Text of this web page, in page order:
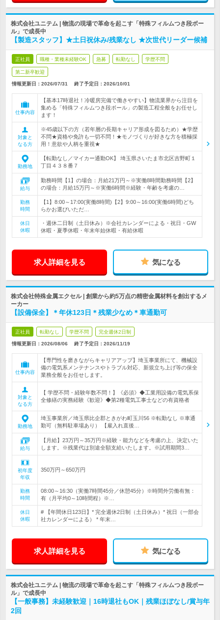
株式会社ユニテム | 物流の現場で革命を起こす「特殊フィルムつき段ボー
ル」で成長中
【製造スタッフ】★土日祝休み/残業なし ★次世代リーダー候補
正社員 職種・業種未経験OK 急募 転勤なし 学歴不問
第二新卒歓迎
情報更新日：2026/07/31 終了予定日： 2026/10/01
仕事内容
【基本17時退社！冷暖房完備で働きやすい】物流業界から注目を
集める「特殊フィルムつき段ボール」の製造工程全般をお任せし
ます！
対象と
なる方
※45歳以下の方（若年層の長期キャリア形成を図るため）★学歴
不問★資格や免許も一切不問！★モノづくりが好きな方を積極採
用！意欲や人柄を重視★
勤務地
【転勤なし／マイカー通勤OK】 埼玉県さいたま市北区吉野町１
丁目４３８番７
給与
勤務時間【1】の場合：月給21万円～※実働8時間勤務時間【2】
の場合：月給15万円～※実働6時間※経験・年齢を考慮の…
勤務
時間
【1】8:00～17:00(実働8時間)【2】9:00～16:00(実働6時間)どち
らかお選びいただ…
休日
休暇
・週休二日制（土日休み）※会社カレンダーによる・祝日・GW
休暇・夏季休暇・年末年始休暇・有給休暇
求人詳細を見る 気になる
株式会社特殊金属エクセル | 創業から約5万点の精密金属材料を創出するメ
ーカー
【設備保全】＊年休123日＊残業少なめ＊車通勤可
正社員 転勤なし 学歴不問 完全週休2日制
情報更新日：2026/08/06 終了予定日： 2026/11/19
仕事内容
【専門性を磨きながらキャリアアップ】埼玉事業所にて、機械設
備の電気系メンテナンスやトラブル対応、新規立ち上げ等の保全
業務全般をお任せします。
対象と
なる方
【 学歴不問・経験年数不問！】《必須》◆工業用設備の電気系保
全修繕の実務経験《歓迎》◆第2種電気工事士などの有資格者
勤務地
埼玉事業所／埼玉県比企郡ときがわ町玉川56 ※転勤なし ※車通
勤可（無料駐車場あり） 【雇入れ直後…
給与
【月給】23万円～35万円※経験・能力などを考慮の上、決定いた
します。※残業代は別途全額支給いたします。※試用期間3…
初年度
年収
350万円～650万円
勤務
時間
08:00～16:30（実働7時間45分／休憩45分）※時間外労働有無：
有（月平均0～10時間程）※…
休日
休暇
# 【年間休日123日】* 完全週休2日制（土日休み）* 祝日（一部会
社カレンダーによる） * 年末…
求人詳細を見る 気になる
株式会社ユニテム | 物流の現場で革命を起こす「特殊フィルムつき段ボー
ル」で成長中
【一般事務】未経験歓迎｜16時退社もOK｜残業ほぼなし/賞与年
2回